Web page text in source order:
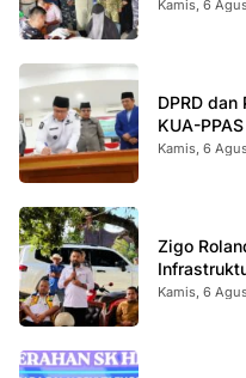
Kamis, 6
DPRD
KUA-
Kamis, 6
Zigo
Kamis, 6